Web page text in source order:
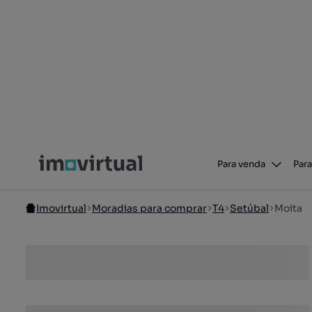
Para venda
Imovirtual Moradias para comprar T4 Setúbal Moita